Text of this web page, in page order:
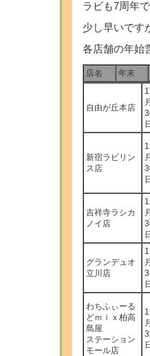
ラビも7周年で
少し早いです
各店舗の年始
店名 年末
自由が丘本店
月
日
新宿ラビリン
ス店
月
日
吉祥寺ラシカ
ノイ店
月
日
グランデュオ
立川店
月
日
わちふぃーる
どｍｉｘ柏高
島屋
ステーション
モール店
月
日